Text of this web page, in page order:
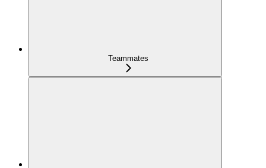
Teammates